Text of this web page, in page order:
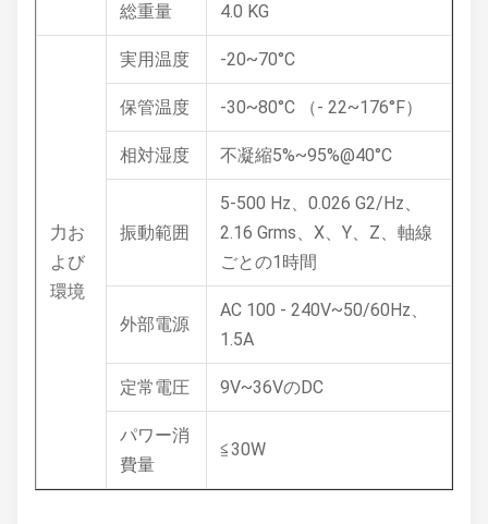
総重量 4.0 KG
力お
よび
環境
実用温度 -20~70°C
保管温度 -30~80°C （- 22~176°F）
相対湿度 不凝縮5%~95%@40°C
振動範囲
5-500 Hz、0.026 G2/Hz、
2.16 Grms、X、Y、Z、軸線
ごとの1時間
外部電源
AC 100 - 240V~50/60Hz、
1.5A
定常電圧 9V~36VのDC
パワー消
費量
≦30W